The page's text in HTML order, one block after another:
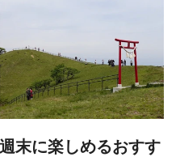
週末に楽しめるおすす